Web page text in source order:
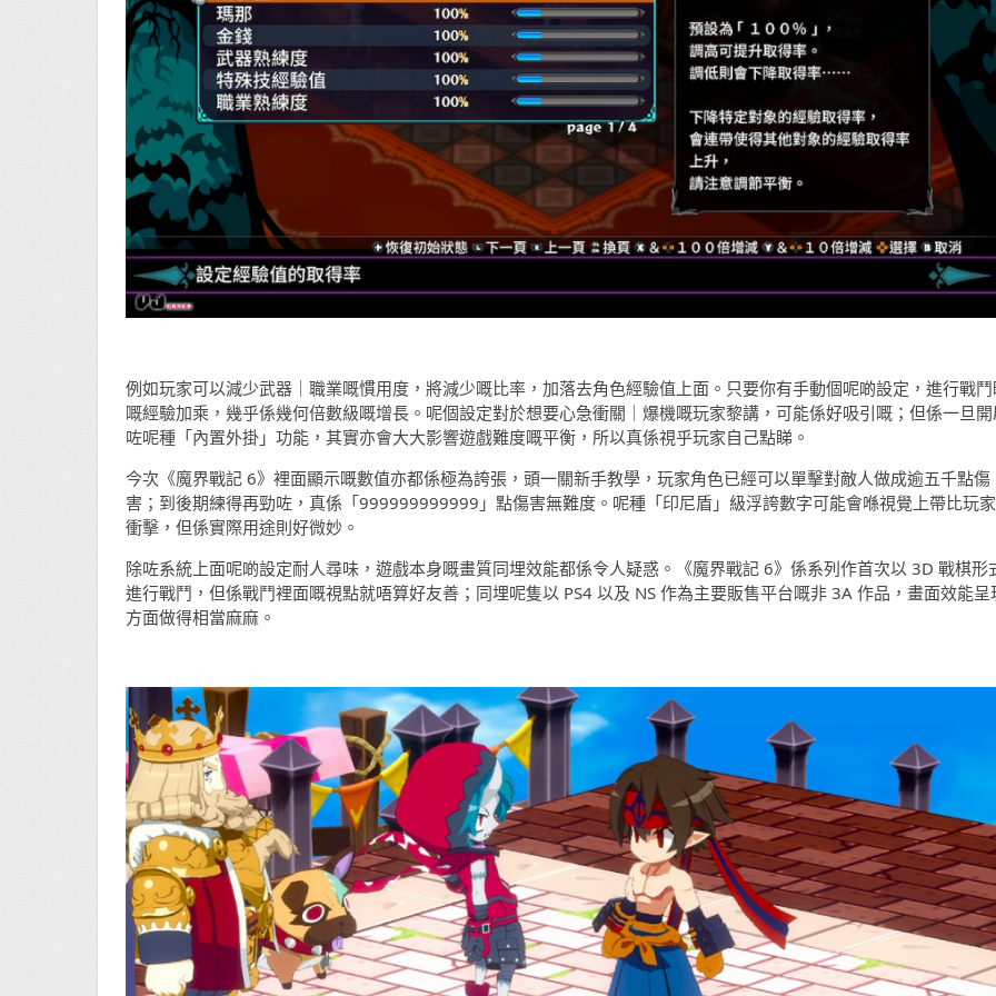
例如玩家可以減少武器｜職業嘅慣用度，將減少嘅比率，加落去角色經驗值上面。只要你有手動個呢啲設定，進行戰
嘅經驗加乘，幾乎係幾何倍數級嘅增長。呢個設定對於想要心急衝關｜爆機嘅玩家黎講，可能係好吸引嘅；但係一旦
咗呢種「內置外掛」功能，其實亦會大大影響遊戲難度嘅平衡，所以真係視乎玩家自己點睇。
今次《魔界戰記 6》裡面顯示嘅數值亦都係極為誇張，頭一關新手教學，玩家角色已經可以單擊對敵人做成逾五千點傷
害；到後期練得再勁咗，真係「999999999999」點傷害無難度。呢種「印尼盾」級浮誇數字可能會喺視覺上帶比玩家
衝擊，但係實際用途則好微妙。
除咗系統上面呢啲設定耐人尋味，遊戲本身嘅畫質同埋效能都係令人疑惑。《魔界戰記 6》係系列作首次以 3D 戰棋形
進行戰鬥，但係戰鬥裡面嘅視點就唔算好友善；同埋呢隻以 PS4 以及 NS 作為主要販售平台嘅非 3A 作品，畫面效能呈
方面做得相當麻麻。